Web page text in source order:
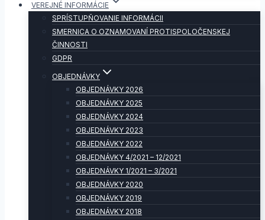
VEREJNÉ INFORMÁCIE
SPRÍSTUPŇOVANIE INFORMÁCII
SMERNICA O OZNAMOVANÍ PROTISPOLOČENSKEJ
ČINNOSTI
GDPR
OBJEDNÁVKY
OBJEDNÁVKY 2026
OBJEDNÁVKY 2025
OBJEDNÁVKY 2024
OBJEDNÁVKY 2023
OBJEDNÁVKY 2022
OBJEDNÁVKY 4/2021 – 12/2021
OBJEDNÁVKY 1/2021 – 3/2021
OBJEDNÁVKY 2020
OBJEDNÁVKY 2019
OBJEDNÁVKY 2018